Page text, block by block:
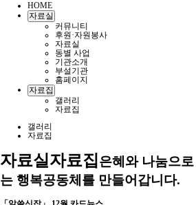
HOME
자료실
커뮤니티
후원·자원봉사
자료실
동별 사업
기관소개
부설기관
홈페이지
자료집
갤러리
자료집
갤러리
자료집
자료실자료집은혜와 나눔으
는 행복공동체를 만들어갑니다.